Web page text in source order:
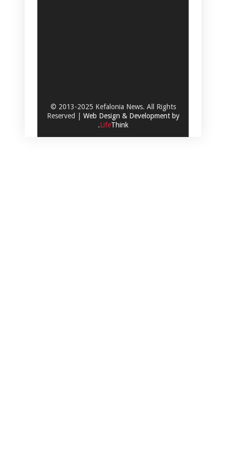
© 2013-2025 Kefalonia News. All Rights
Reserved | Web Design & Development by
.LifeThink